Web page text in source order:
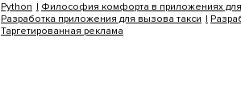
Python
Философия комфорта в приложениях для
Разработка приложения для вызова такси
Таргетированная реклама